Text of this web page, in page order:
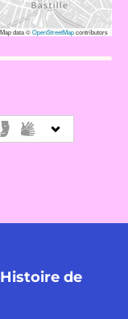
Map data ©OpenStreetMapcontributors
de